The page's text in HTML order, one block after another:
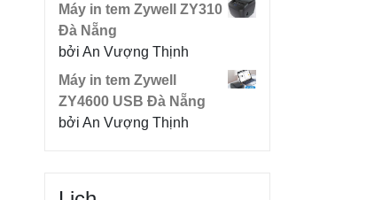
Máy in tem Zywell ZY310
Đà Nẵng
bởi An Vượng Thịnh
Máy in tem Zywell
ZY4600 USB Đà Nẵng
bởi An Vượng Thịnh